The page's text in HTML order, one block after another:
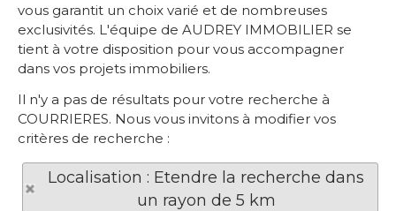
vous garantit un choix varié et de nombreuses
exclusivités. L'équipe de AUDREY IMMOBILIER se
tient à votre disposition pour vous accompagner
dans vos projets immobiliers.
Il n'y a pas de résultats pour votre recherche à
COURRIERES. Nous vous invitons à modifier vos
critères de recherche :
Localisation : Etendre la recherche dans
un rayon de 5 km